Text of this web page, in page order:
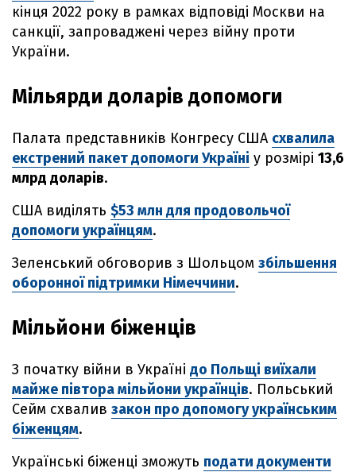
кінця 2022 року в рамках відповіді Москви на
санкції, запроваджені через війну проти
України.
Мільярди доларів допомоги
Палата представників Конгресу США схвалила
екстрений пакет допомоги Україні у розмірі 13,6
млрд доларів.
США виділять $53 млн для продовольчої
допомоги українцям.
Зеленський обговорив з Шольцом збільшення
оборонної підтримки Німеччини.
Мільйони біженців
З початку війни в Україні до Польщі виїхали
майже півтора мільйони українців. Польський
Сейм схвалив закон про допомогу українським
біженцям.
Українські біженці зможуть подати документи